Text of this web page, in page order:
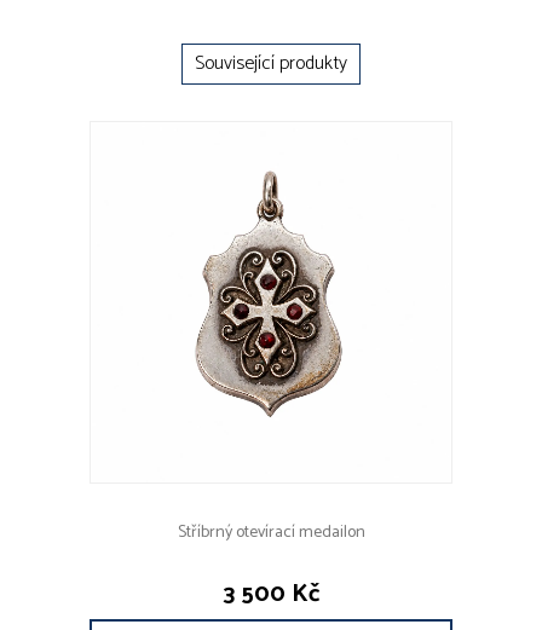
Související produkty
Stříbrný otevírací medailon
3 500 Kč